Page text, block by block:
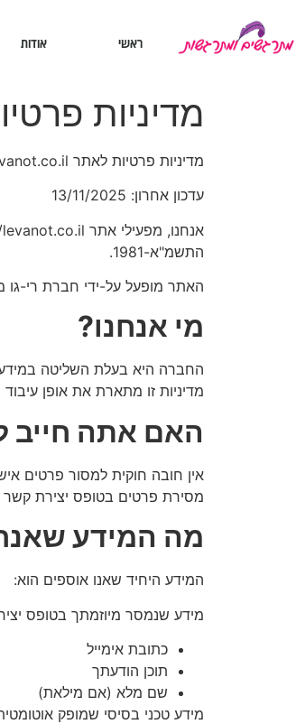
ראשי אודות
מדיניות
מדיניות פרטיות לאתר https://levanot.co.il/
עדכון אחרון: 13/11/2025
אנחנו, מפעילי אתר https://levanot.co.il/
התשמ"א-1981.
האתר מופעל על-ידי חברת רי-גו מרקטינג בע״מ,
מי אנחנו?
החברה היא בעלת השליטה
מדיניות זו מתארת את אופן
האם אתה חייב
אין חובה חוקית למסור פרטים
מסירת פרטים בטופס יצירת קשר
מה המידע
המידע היחיד שאנו אוספים הוא:
מידע שנמסר מיוזמתך בטופס
כתובת אימייל
תוכן הודעתך
שם מלא (אם מילאת)
מידע טכני בסיסי שמופק